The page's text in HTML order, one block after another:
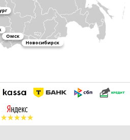
Омск
Новосибирск